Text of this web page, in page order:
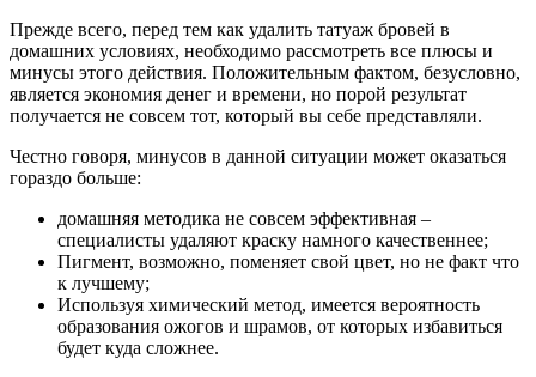
Прежде всего, перед тем как удалить татуаж бровей в
домашних условиях, необходимо рассмотреть все плюсы и
минусы этого действия. Положительным фактом, безусловно,
является экономия денег и времени, но порой результат
получается не совсем тот, который вы себе представляли.
Честно говоря, минусов в данной ситуации может оказаться
гораздо больше:
домашняя методика не совсем эффективная –
специалисты удаляют краску намного качественнее;
Пигмент, возможно, поменяет свой цвет, но не факт что
к лучшему;
Используя химический метод, имеется вероятность
образования ожогов и шрамов, от которых избавиться
будет куда сложнее.